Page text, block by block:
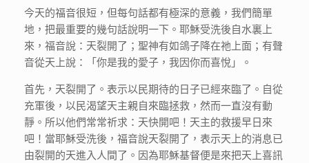
今天的福音很短，但每句話都有極深的意義，我們簡單
地，把最重要的幾句話說明一下。耶穌受洗後自水裏上
來，福音說：天裂開了；聖神有如鴿子降在祂上面；有聲
音從天上說：「你是我的愛子，我因你而喜悅」。
首先，天裂開了。表示以民期待的日子已經來臨了。自從
充軍後，以民渴望天主親自來臨拯救，然而一直沒有動
靜。所以他們常常祈求：天快開吧！天主的救援早日來
吧！當耶穌受洗後，福音說天裂開了，表示天上的消息已
由裂開的天進入人間了。因為耶穌基督便是來把天上喜訊